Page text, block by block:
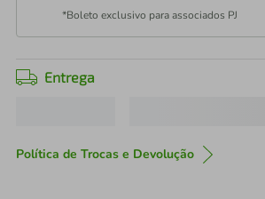
*Boleto exclusivo para associados PJ
Entrega
Política de Trocas e Devolução